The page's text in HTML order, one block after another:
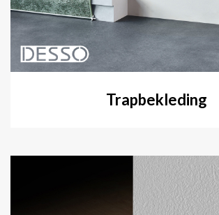
Trapbekleding